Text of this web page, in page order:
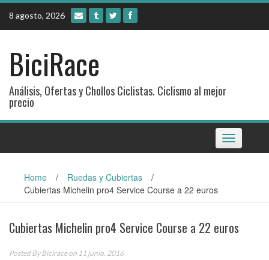
Skip
content
8 agosto, 2026
BiciRace
Análisis, Ofertas y Chollos Ciclistas. Ciclismo al mejor
precio
Toggle
navigation
Home / Ruedas y Cubiertas
/
Cubiertas Michelin pro4 Service Course a 22 euros
Cubiertas Michelin pro4 Service Course a 22 euros
Posted ByBiciraceon 11 junio, 2016